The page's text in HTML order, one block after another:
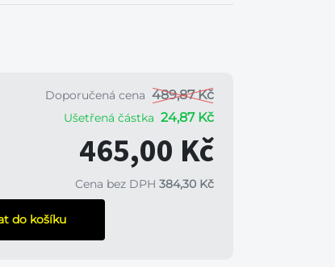
Doporučená cena 489,87 Kč
Ušetřená částka 24,87 Kč
465,00 Kč
Cena bez DPH 384,30 Kč
do košíku